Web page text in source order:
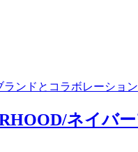
ンドとコラボレーション
ネイバ